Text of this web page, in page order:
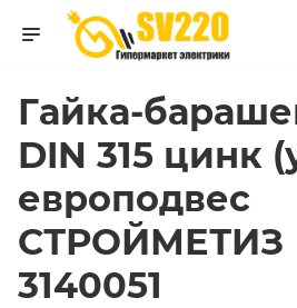
Гайка-
DIN 315 цинк
европодвес
СТРОЙМЕТИЗ
3140051